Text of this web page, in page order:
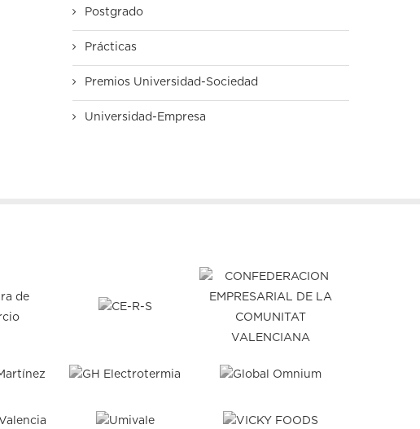
Postgrado
Prácticas
Premios Universidad-Sociedad
Universidad-Empresa